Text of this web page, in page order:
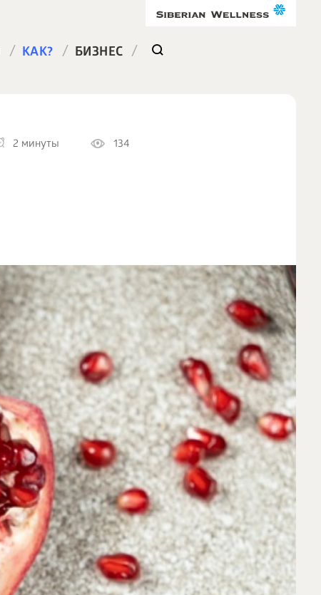
/ КАК? / БИЗНЕС /
2 минуты 134